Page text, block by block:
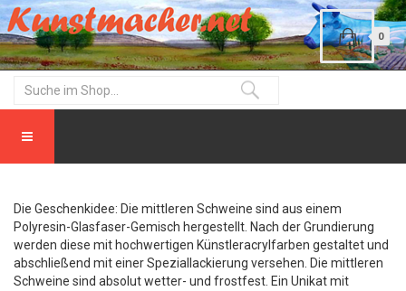
0
Die Geschenkidee: Die mittleren Schweine sind aus einem
Polyresin-Glasfaser-Gemisch hergestellt. Nach der Grundierung
werden diese mit hochwertigen Künstleracrylfarben gestaltet und
abschließend mit einer Speziallackierung versehen. Die mittleren
Schweine sind absolut wetter- und frostfest. Ein Unikat mit